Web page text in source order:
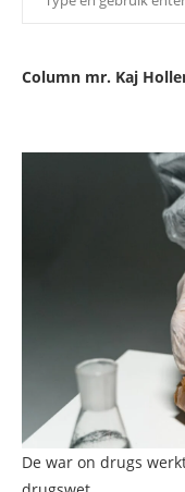
Column mr. Kaj
De war on drugs